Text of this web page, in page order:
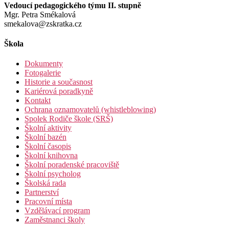
Vedoucí pedagogického týmu II. stupně
Mgr. Petra Smékalová
smekalova@zskratka.cz
Škola
Dokumenty
Fotogalerie
Historie a současnost
Kariérová poradkyně
Kontakt
Ochrana oznamovatelů (whistleblowing)
Spolek Rodiče škole (SRŠ)
Školní aktivity
Školní bazén
Školní časopis
Školní knihovna
Školní poradenské pracoviště
Školní psycholog
Školská rada
Partnerství
Pracovní místa
Vzdělávací program
Zaměstnanci školy